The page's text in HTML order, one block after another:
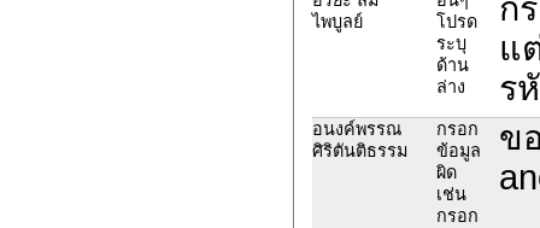
ไพบูลย์
โปรด
ระบุ
ด้าน
ล่าง
ก
แ
ร
อนงค์พรรณ
ศิริตันติธรรม
กรอก
ข้อมูล
ผิด
เช่น
กรอก
ข